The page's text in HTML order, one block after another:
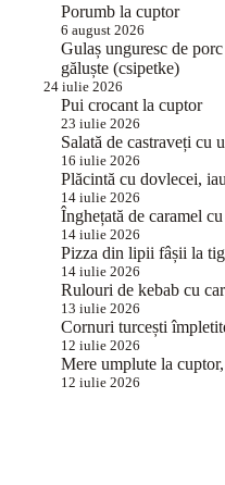
Porumb la cuptor
6 august 2026
Gulaș unguresc de
găluște (csipetke)
24 iulie 2026
Pui crocant la cuptor
23 iulie 2026
Salată de castraveți cu
16 iulie 2026
Plăcintă cu dovlecei,
14 iulie 2026
Înghețată de caramel
14 iulie 2026
Pizza din lipii fâșii la
14 iulie 2026
Rulouri de kebab cu
13 iulie 2026
Cornuri turcești
12 iulie 2026
Mere umplute la
12 iulie 2026